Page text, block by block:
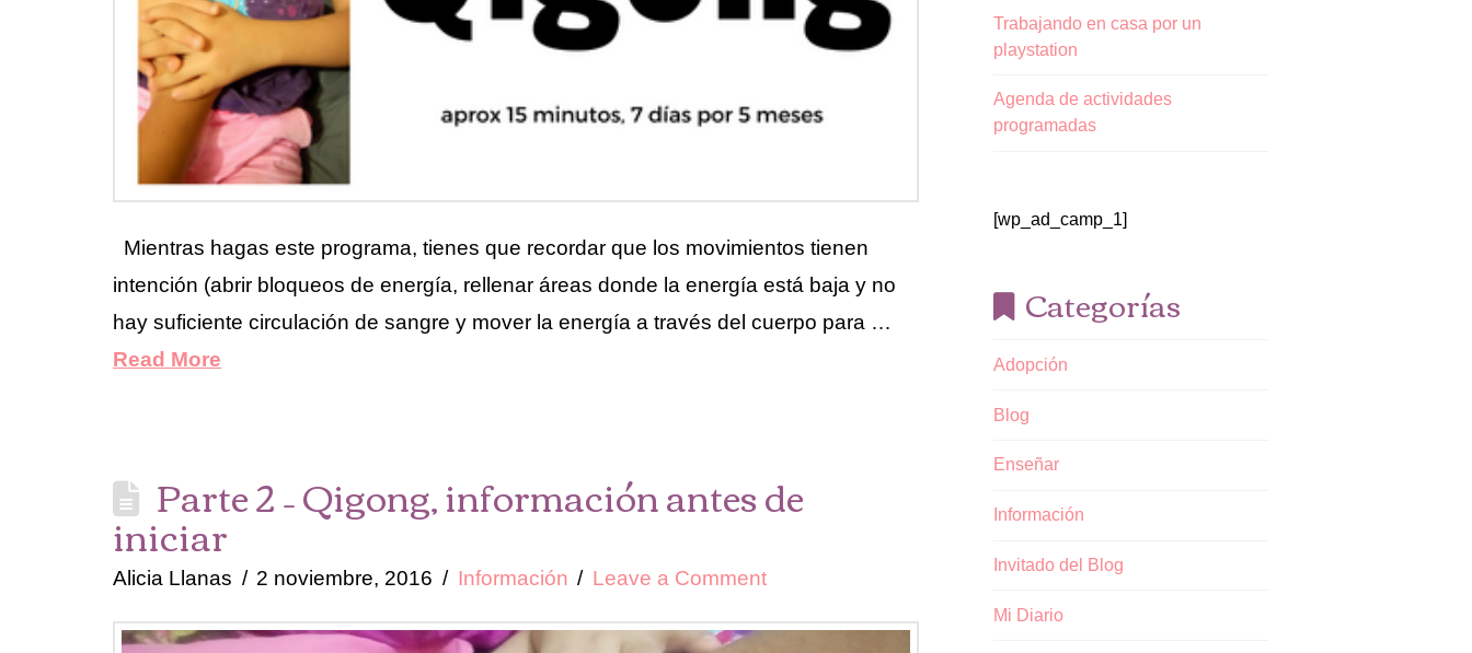
Mientras hagas este programa, tienes que recordar que los movimientos tienen
intención (abrir bloqueos de energía, rellenar áreas donde la energía está baja y no
hay suficiente circulación de sangre y mover la energía a través del cuerpo para …
Read More
Parte 2 – Qigong, información antes de
iniciar
Alicia Llanas 2 noviembre, 2016 Información Leave a Comment
Trabajando en casa por un
playstation
Agenda de actividades
programadas
[wp_ad_camp_1]
Categorías
Adopción
Blog
Enseñar
Información
Invitado del Blog
Mi Diario